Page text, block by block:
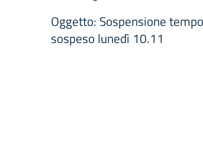
Oggetto: Sospensione
sospeso lunedì 10.11